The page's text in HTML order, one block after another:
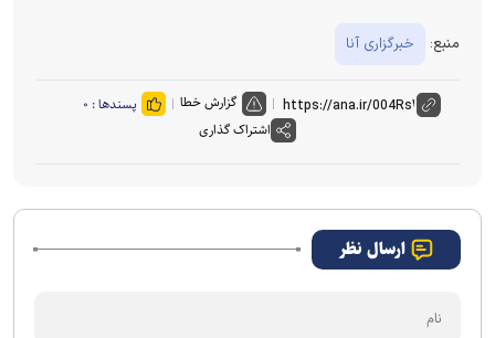
منبع: خبرگزاری آنا
گزارش خطا پسندها : ۰
اشتراک گذاری
ارسال نظر